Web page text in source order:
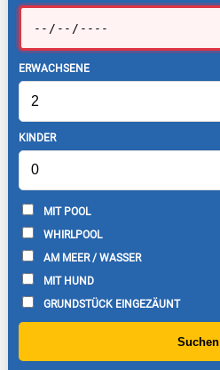
ERWACHSENE
KINDER
MIT POOL
WHIRLPOOL
AM MEER / WASSER
MIT HUND
GRUNDSTÜCK EINGEZÄUNT
Suchen